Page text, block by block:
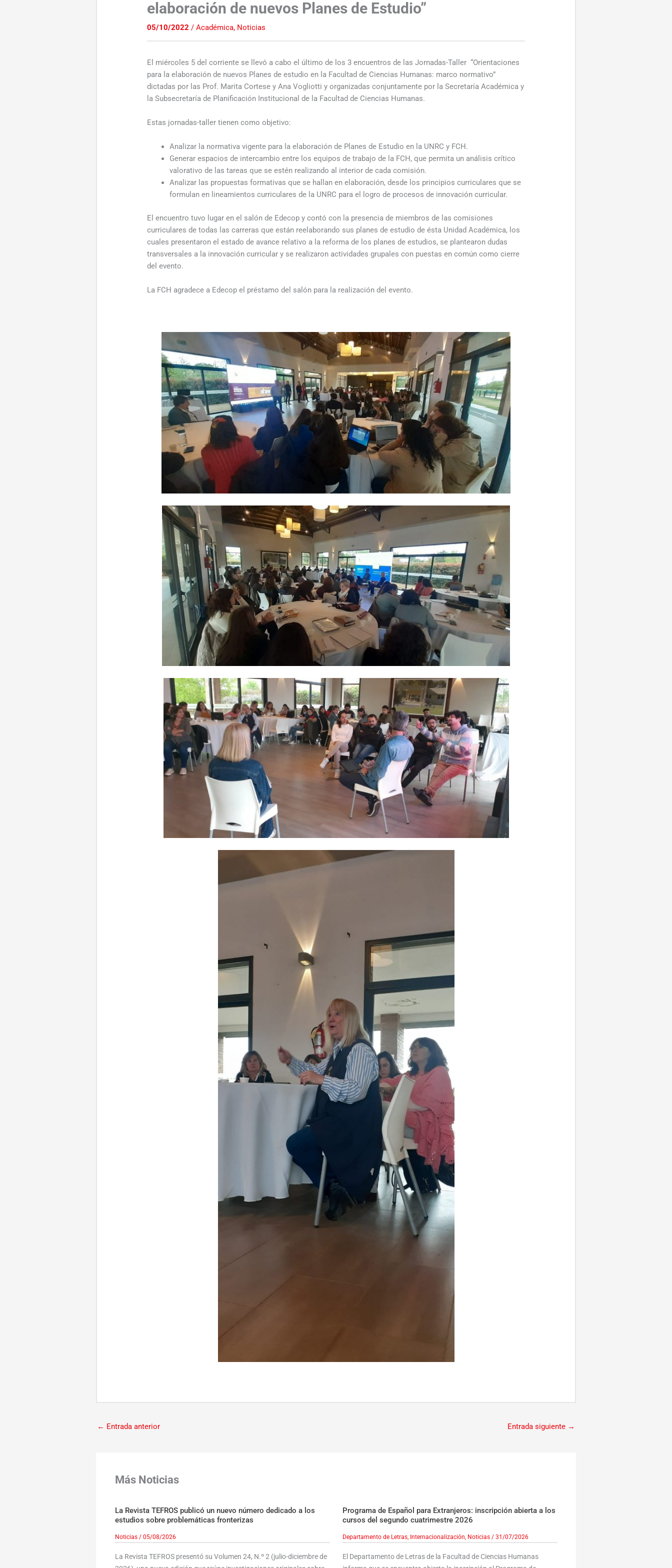
elaboración de nuevos Planes de Estudio”
05/10/2022/Académica, Noticias
El miércoles 5 del corriente se llevó a cabo el último de los 3 encuentros de las Jornadas-Taller “Orientaciones
para la elaboración de nuevos Planes de estudio en la Facultad de Ciencias Humanas: marco normativo”
dictadas por las Prof. Marita Cortese y Ana Vogliotti y organizadas conjuntamente por la Secretaría Académica y
la Subsecretaría de Planificación Institucional de la Facultad de Ciencias Humanas.
Estas jornadas-taller tienen como objetivo:
Analizar la normativa vigente para la elaboración de Planes de Estudio en la UNRC y FCH.
Generar espacios de intercambio entre los equipos de trabajo de la FCH, que permita un análisis crítico
valorativo de las tareas que se estén realizando al interior de cada comisión.
Analizar las propuestas formativas que se hallan en elaboración, desde los principios curriculares que se
formulan en lineamientos curriculares de la UNRC para el logro de procesos de innovación curricular.
El encuentro tuvo lugar en el salón de Edecop y contó con la presencia de miembros de las comisiones
curriculares de todas las carreras que están reelaborando sus planes de estudio de ésta Unidad Académica, los
cuales presentaron el estado de avance relativo a la reforma de los planes de estudios, se plantearon dudas
transversales a la innovación curricular y se realizaron actividades grupales con puestas en común como cierre
del evento.
La FCH agradece a Edecop el préstamo del salón para la realización del evento.
← Entrada anterior Entrada siguiente →
Más Noticias
La Revista TEFROS publicó un nuevo número dedicado a los
estudios sobre problemáticas fronterizas
Noticias/ 05/08/2026
La Revista TEFROS presentó su Volumen 24, N.º 2 (julio-diciembre de
Programa de Español para Extranjeros: inscripción abierta a los
cursos del segundo cuatrimestre 2026
Departamento de Letras, Internacionalización, Noticias/ 31/07/2026
El Departamento de Letras de la Facultad de Ciencias Humanas